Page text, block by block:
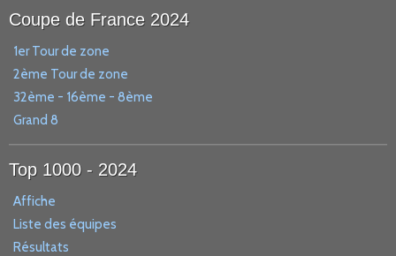
Coupe de France 2024
1er Tour de zone
2ème Tour de zone
32ème - 16ème - 8ème
Grand 8
Top 1000 - 2024
Affiche
Liste des équipes
Résultats